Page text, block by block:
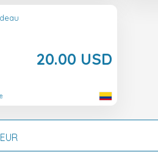
20.00 USD
EUR